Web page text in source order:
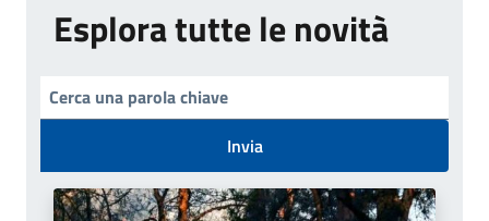
Esplora tutte le novità
Invia